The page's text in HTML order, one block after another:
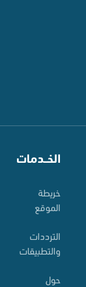
الخــدمات
خريطة
الموقع
الترددات
والتطبيقات
حول